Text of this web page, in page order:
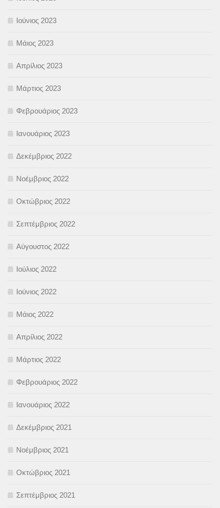
Ιούνιος 2023
Μάιος 2023
Απρίλιος 2023
Μάρτιος 2023
Φεβρουάριος 2023
Ιανουάριος 2023
Δεκέμβριος 2022
Νοέμβριος 2022
Οκτώβριος 2022
Σεπτέμβριος 2022
Αύγουστος 2022
Ιούλιος 2022
Ιούνιος 2022
Μάιος 2022
Απρίλιος 2022
Μάρτιος 2022
Φεβρουάριος 2022
Ιανουάριος 2022
Δεκέμβριος 2021
Νοέμβριος 2021
Οκτώβριος 2021
Σεπτέμβριος 2021